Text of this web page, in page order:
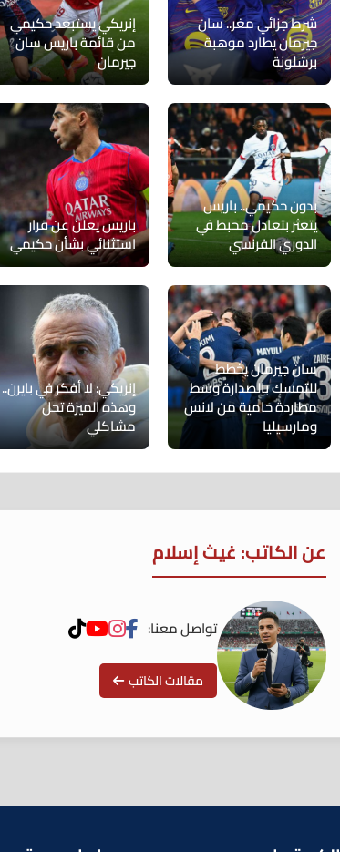
شرط جزائي مغر.. سان
جيرمان يطارد موهبة
برشلونة
إنريكي يستبعد حكيمي
من قائمة باريس سان
جيرمان
بدون حكيمي.. باريس
يتعثر بتعادل محبط في
الدوري الفرنسي
باريس يعلن عن قرار
استثنائي بشأن حكيمي
سان جيرمان يخطط
للتمسك بالصدارة وسط
مطاردة حامية من لانس
ومارسيليا
إنريكي: لا أفكر في بايرن..
وهذه الميزة تحل
مشاكلي
عن الكاتب: غيث إسلام
تواصل معنا:
مقالات الكاتب